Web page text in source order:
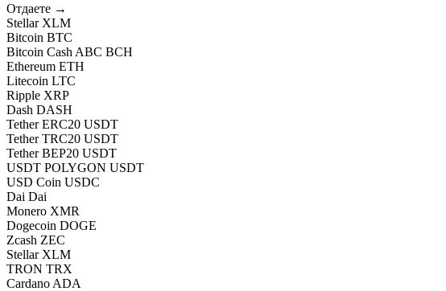
Отдаете →
Stellar XLM
Bitcoin BTC
Bitcoin Cash ABC BCH
Ethereum ETH
Litecoin LTC
Ripple XRP
Dash DASH
Tether ERC20 USDT
Tether TRC20 USDT
Tether BEP20 USDT
USDT POLYGON USDT
USD Coin USDC
Dai Dai
Monero XMR
Dogecoin DOGE
Zcash ZEC
Stellar XLM
TRON TRX
Cardano ADA